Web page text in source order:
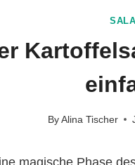
ByAlina Tischer
magische Phase